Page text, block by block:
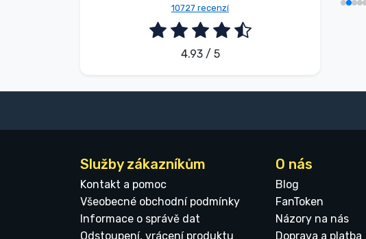
10727 recenzí
4.93 / 5
Služby zákazníkům
Kontakt a pomoc
Všeobecné obchodní podmínky
Informace o správě dat
Odstoupení, vrácení produktu
O nás
Blog
FanToken
Názory na nás
Doprava a platba